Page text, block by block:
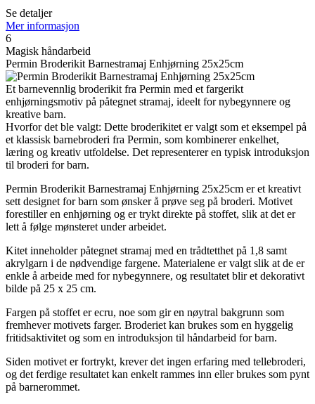
Se detaljer
Mer informasjon
6
Magisk håndarbeid
Permin Broderikit Barnestramaj Enhjørning 25x25cm
Et barnevennlig broderikit fra Permin med et fargerikt
enhjørningsmotiv på påtegnet stramaj, ideelt for nybegynnere og
kreative barn.
Hvorfor det ble valgt: Dette broderikitet er valgt som et eksempel på
et klassisk barnebroderi fra Permin, som kombinerer enkelhet,
læring og kreativ utfoldelse. Det representerer en typisk introduksjon
til broderi for barn.
Permin Broderikit Barnestramaj Enhjørning 25x25cm er et kreativt
sett designet for barn som ønsker å prøve seg på broderi. Motivet
forestiller en enhjørning og er trykt direkte på stoffet, slik at det er
lett å følge mønsteret under arbeidet.
Kitet inneholder påtegnet stramaj med en trådtetthet på 1,8 samt
akrylgarn i de nødvendige fargene. Materialene er valgt slik at de er
enkle å arbeide med for nybegynnere, og resultatet blir et dekorativt
bilde på 25 x 25 cm.
Fargen på stoffet er ecru, noe som gir en nøytral bakgrunn som
fremhever motivets farger. Broderiet kan brukes som en hyggelig
fritidsaktivitet og som en introduksjon til håndarbeid for barn.
Siden motivet er fortrykt, krever det ingen erfaring med tellebroderi,
og det ferdige resultatet kan enkelt rammes inn eller brukes som pynt
på barnerommet.